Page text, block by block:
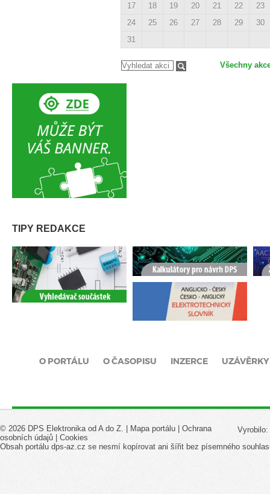
17
18 19 20 21 22
23
24
25 26 27 28 29
30
31
Všechny
TIPY REDAKCE
O PORTÁLU O ČASOPISU INZERCE UZÁVĚRKY
Vyrobilo:
© 2026 DPS Elektronika od A do Z. | Mapa portálu
Ochrana
osobních údajů
Cookies
Obsah portálu dps-az.cz se nesmí kopírovat ani šířit bez písemného